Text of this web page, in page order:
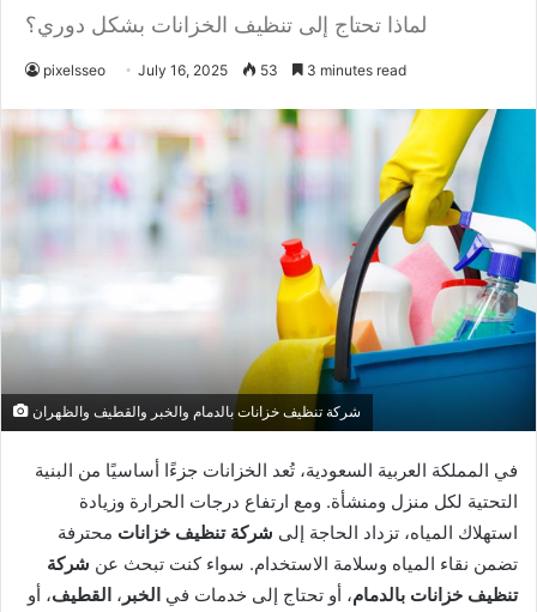
لماذا تحتاج إلى تنظيف الخزانات بشكل دوري؟
pixelsseo July 16, 2025 53 3 minutes read
شركة تنظيف خزانات بالدمام والخبر والقطيف والظهران
في المملكة العربية السعودية، تُعد الخزانات جزءًا أساسيًا من البنية
التحتية لكل منزل ومنشأة. ومع ارتفاع درجات الحرارة وزيادة
استهلاك المياه، تزداد الحاجة إلى شركة تنظيف خزانات محترفة
تضمن نقاء المياه وسلامة الاستخدام. سواء كنت تبحث عن شركة
تنظيف خزانات بالدمام، أو تحتاج إلى خدمات في الخبر ، القطيف، أو